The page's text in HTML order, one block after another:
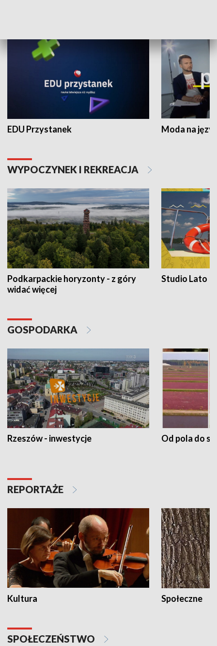
EDU Przystanek Moda na
WYPOCZYNEK I REKREACJA
Podkarpackie horyzonty - z góry
widać więcej
Studio Lato
GOSPODARKA
Rzeszów - inwestycje Od pola do
REPORTAŻE
Kultura Społeczne
SPOŁECZEŃSTWO